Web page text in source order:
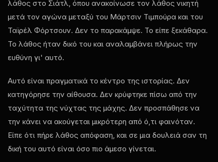
λάθος στο Σιάτλ, όπου ανακοίνωσε τον λάθος νικητή
μετά τον αγώνα μεταξύ του Μάρτσιν Τιμπούρα και του
Ταϊρέλ Φόρτσουν. Δεν το παρακάμψε. Το είπε ξεκάθαρα.
Το λάθος ήταν δικό του και αναλαμβάνει πλήρως την
ευθύνη γι' αυτό.
Αυτό είναι πραγματικά το κέντρο της ιστορίας. Δεν
κατηγόρησε την αίθουσα. Δεν κρύφτηκε πίσω από την
ταχύτητα της νύχτας της μάχης. Δεν προσπάθησε να
την κάνει να ακούγεται μικρότερη από ό,τι φαινόταν.
Είπε ότι πήρε λάθος απόφαση, και σε μια δουλειά σαν τη
δική του αυτό είναι όσο πιο άμεσο γίνεται.